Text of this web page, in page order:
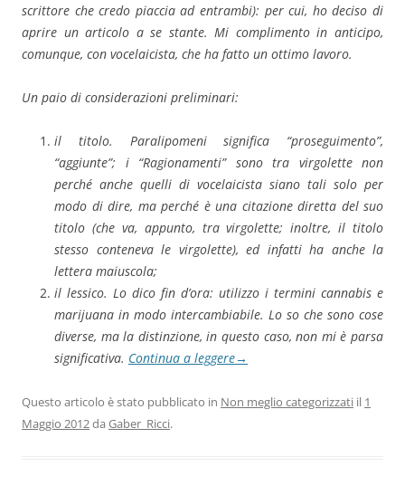
scrittore che credo piaccia ad entrambi): per cui, ho deciso di
aprire un articolo a se stante. Mi complimento in anticipo,
comunque, con vocelaicista, che ha fatto un ottimo lavoro.
Un paio di considerazioni preliminari:
il titolo. Paralipomeni significa “proseguimento”,
“aggiunte”; i “Ragionamenti” sono tra virgolette non
perché anche quelli di vocelaicista siano tali solo per
modo di dire, ma perché è una citazione diretta del suo
titolo (che va, appunto, tra virgolette; inoltre, il titolo
stesso conteneva le virgolette), ed infatti ha anche la
lettera maiuscola;
il lessico. Lo dico fin d’ora: utilizzo i termini cannabis e
marijuana in modo intercambiabile. Lo so che sono cose
diverse, ma la distinzione, in questo caso, non mi è parsa
significativa. Continua a leggere→
Questo articolo è stato pubblicato in Non meglio categorizzati il 1
Maggio 2012da Gaber_Ricci.